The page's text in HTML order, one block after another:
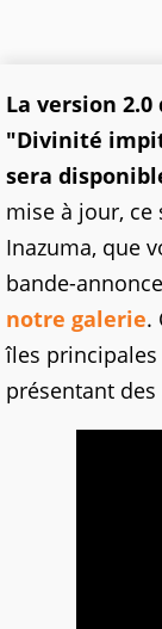
La version
"Divinité
sera
mise à jour, ce
Inazuma, que
bande-
notre galerie.
îles
présentant